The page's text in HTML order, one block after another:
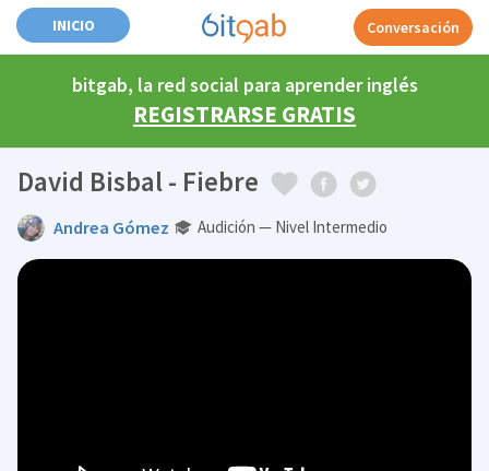
INICIO Conversación
bitgab, la red social para aprender inglés
REGISTRARSE GRATIS
David Bisbal - Fiebre
Andrea Gómez Audición — Nivel Intermedio